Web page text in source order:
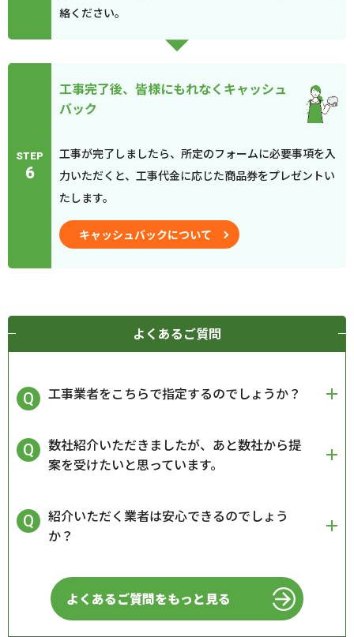
絡ください。
STEP
6
工事完了後、皆様にもれなくキャッシュ
バック
工事が完了しましたら、所定のフォームに必要事項を入
力いただくと、工事代金に応じた商品券をプレゼントい
たします。
キャッシュバックについて
よくあるご質問
工事業者をこちらで指定するのでしょうか？
数社紹介いただきましたが、あと数社から提
案を受けたいと思っています。
紹介いただく業者は安心できるのでしょう
か？
よくあるご質問をもっと見る